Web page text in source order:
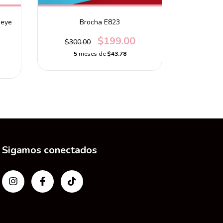
Brocha E823
$300.00 $199.00
5 meses de$43.78
Sigamos conectados